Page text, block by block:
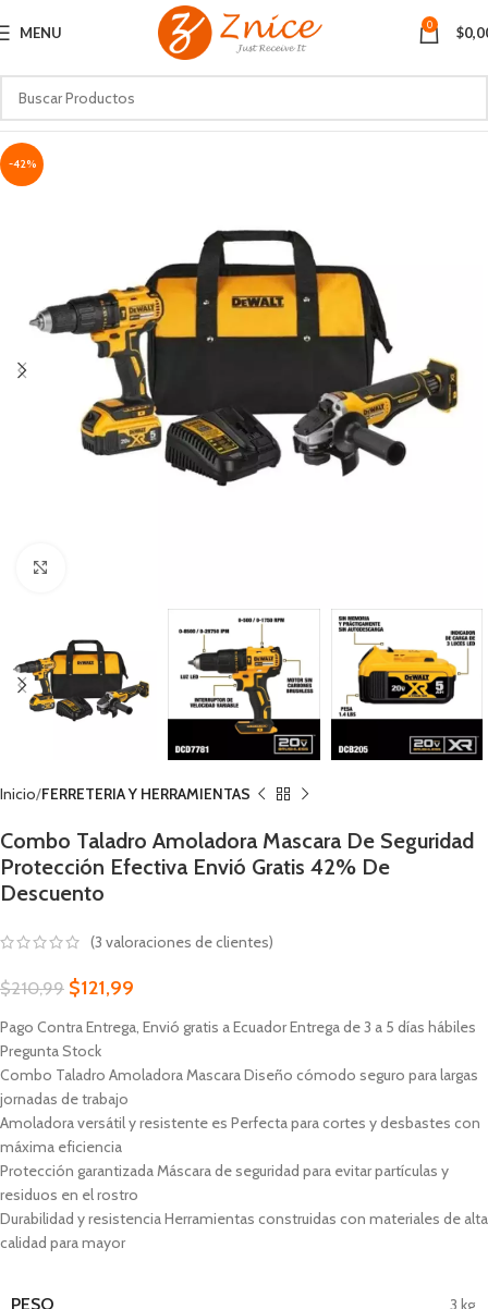
MENU 0 $
-42%
Inicio FERRETERIA Y HERRAMIENTAS
Combo Taladro Amoladora Mascara De Seguridad
Protección Efectiva Envió Gratis 42% De
Descuento
(3 valoraciones de clientes)
$210,99 $121,99
Pago Contra Entrega, Envió gratis a Ecuador Entrega de 3 a 5 días hábiles
Pregunta Stock
Combo Taladro Amoladora Mascara Diseño cómodo seguro para largas
jornadas de trabajo
Amoladora versátil y resistente es Perfecta para cortes y desbastes con
máxima eficiencia
Protección garantizada Máscara de seguridad para evitar partículas y
residuos en el rostro
Durabilidad y resistencia Herramientas construidas con materiales de alta
calidad para mayor
PESO 3 kg